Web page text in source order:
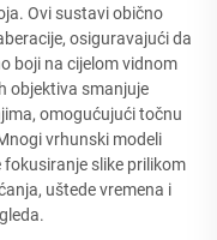
Ovi sustavi obično
osiguravajući da
boji na cijelom vidnom
objektiva smanjuje
omogućujući točnu
vrhunski modeli
slike prilikom
uštede vremena i